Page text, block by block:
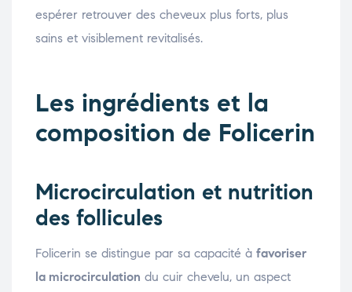
espérer retrouver des cheveux plus forts, plus
sains et visiblement revitalisés.
Les ingrédients et la
composition de Folicerin
Microcirculation et nutrition
des follicules
Folicerin se distingue par sa capacité à favoriser
la microcirculation du cuir chevelu, un aspect